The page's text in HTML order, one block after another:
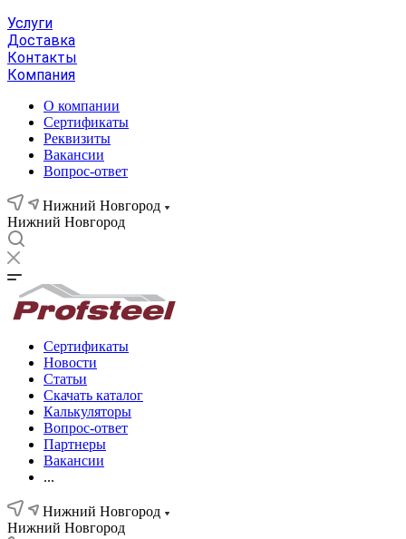
Услуги
Доставка
Контакты
Компания
О компании
Сертификаты
Реквизиты
Вакансии
Вопрос-ответ
Нижний Новгород
Нижний Новгород
Сертификаты
Новости
Статьи
Скачать каталог
Калькуляторы
Вопрос-ответ
Партнеры
Вакансии
...
Нижний Новгород
Нижний Новгород